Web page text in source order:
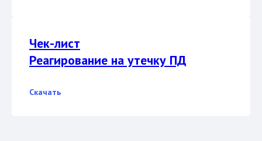
Чек-лист
Реагирование на утечку ПД
Скачать